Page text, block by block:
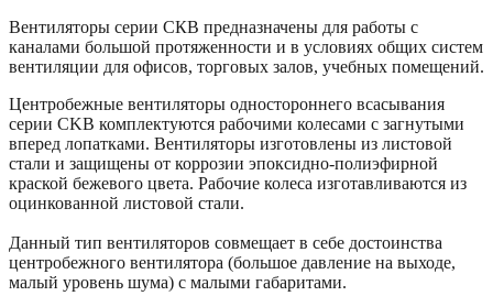
Вентиляторы cерии СКВ предназначены для работы с
каналами большой протяженности и в условиях общих систем
вентиляции для офисов, торговых залов, учебных помещений.
Центробежные вентиляторы одностороннего всасывания
серии CKB комплектуются рабочими колесами с загнутыми
вперед лопатками. Вентиляторы изготовлены из листовой
стали и защищены от коррозии эпоксидно-полиэфирной
краской бежевого цвета. Рабочие колеса изготавливаются из
оцинкованной листовой стали.
Данный тип вентиляторов совмещает в себе достоинства
центробежного вентилятора (большое давление на выходе,
малый уровень шума) с малыми габаритами.